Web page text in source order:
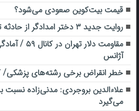
قیمت بیت‌کوین صعودی می‌شود؟
روایت جدید ۳ دختر امدادگر از حادثه تروریستی کرمان
مقاومت دلار
آژانس
خطر انقراض برخی رشته‌های پزشکی/
علاءالدین بروجردی: مدنی‌زاده نسبت
می‌گیرد